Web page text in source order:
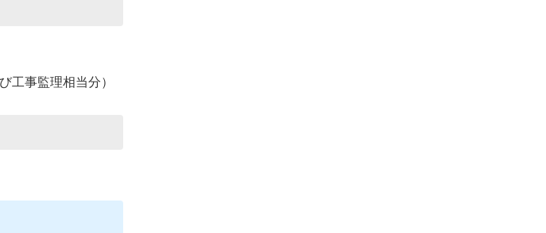
事監理相当分）